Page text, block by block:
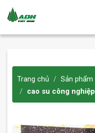
Trang chủ Sản phẩm
cao su công nghiệp